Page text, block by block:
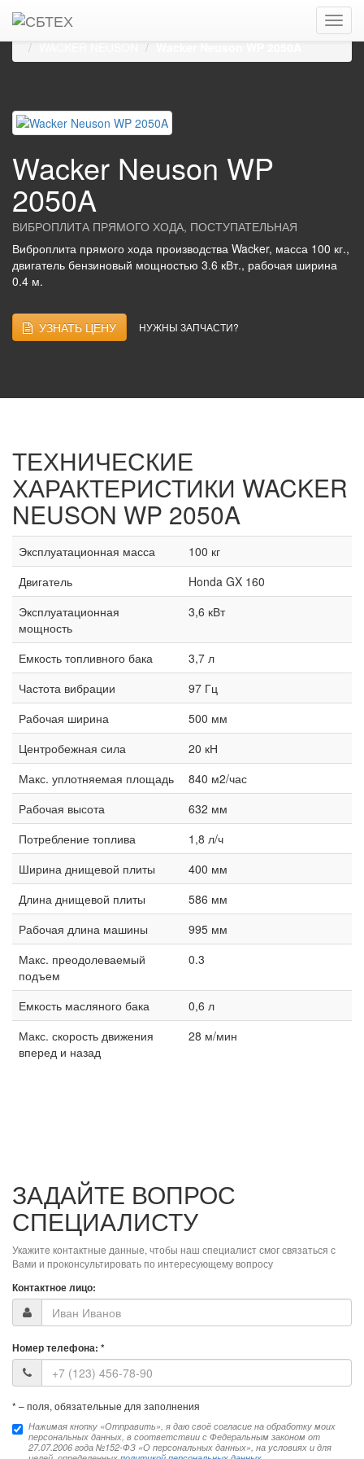
Главная
Виброплиты прямого хода, поступательные
Wacker Neuson WP
2050A
ВИБРОПЛИТА ПРЯМОГО ХОДА, ПОСТУПАТЕЛЬНАЯ
Виброплита прямого хода производства Wacker, масса 100 кг.,
двигатель бензиновый мощностью 3.6 кВт., рабочая ширина
0.4 м.
УЗНАТЬ ЦЕНУ НУЖНЫ ЗАПЧАСТИ?
ТЕХНИЧЕСКИЕ
ХАРАКТЕРИСТИКИ WACKER
NEUSON WP 2050A
Эксплуатационная масса
100 кг
Двигатель
Honda GX 160
Эксплуатационная
мощность
3,6 кВт
Емкость топливного бака
3,7 л
Частота вибрации
97 Гц
Рабочая ширина
500 мм
Центробежная сила
20 кН
Макс. уплотняемая площадь
840 м2/час
Рабочая высота
632 мм
Потребление топлива
1,8 л/ч
Ширина днищевой плиты
400 мм
Длина днищевой плиты
586 мм
Рабочая длина машины
995 мм
Макс. преодолеваемый
подъем
0.3
Емкость масляного бака
0,6 л
Макс. скорость движения
вперед и назад
28 м/мин
ЗАДАЙТЕ ВОПРОС
СПЕЦИАЛИСТУ
Укажите контактные данные, чтобы наш специалист смог связаться с
Вами и проконсультировать по интересующему вопросу
Контактное лицо:
Номер телефона: *
* – поля, обязательные для заполнения
Нажимая кнопку «Отправить», я даю своё согласие на обработку моих
персональных данных, в соответствии с Федеральным законом от
27.07.2006 года №152-ФЗ «О персональных данных», на условиях и для